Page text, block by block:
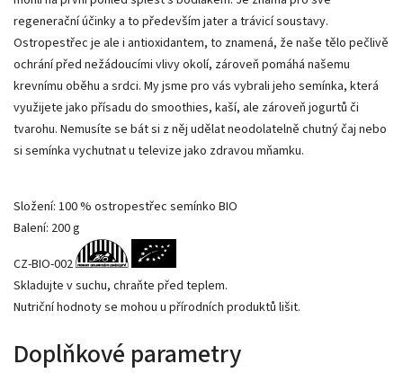
regenerační účinky a to především jater a trávicí soustavy.
Ostropestřec je ale i antioxidantem, to znamená, že naše tělo pečlivě
ochrání před nežádoucími vlivy okolí, zároveň pomáhá našemu
krevnímu oběhu a srdci. My jsme pro vás vybrali jeho semínka, která
využijete jako přísadu do smoothies, kaší, ale zároveň jogurtů či
tvarohu. Nemusíte se bát si z něj udělat neodolatelně chutný čaj nebo
si semínka vychutnat u televize jako zdravou mňamku.
Složení: 100 % ostropestřec semínko BIO
Balení: 200 g
CZ-BIO-002
Skladujte v suchu, chraňte před teplem.
Nutriční hodnoty se mohou u přírodních produktů lišit.
Doplňkové parametry